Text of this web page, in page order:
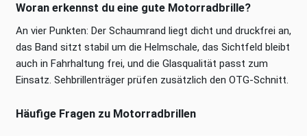
Woran erkennst du eine gute Motorradbrille?
An vier Punkten: Der Schaumrand liegt dicht und druckfrei an,
das Band sitzt stabil um die Helmschale, das Sichtfeld bleibt
auch in Fahrhaltung frei, und die Glasqualität passt zum
Einsatz. Sehbrillenträger prüfen zusätzlich den OTG-Schnitt.
Häufige Fragen zu Motorradbrillen